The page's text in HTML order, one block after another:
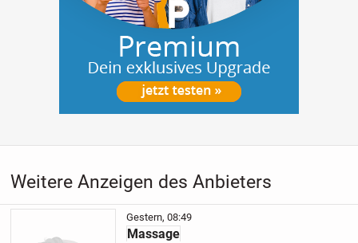
Weitere Anzeigen des Anbieters
Gestern, 08:49
Massage